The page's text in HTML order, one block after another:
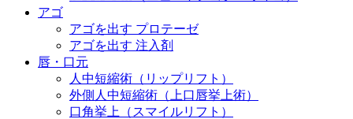
アゴ
アゴを出す プロテーゼ
アゴを出す 注入剤
唇・口元
人中短縮術（リップリフト）
外側人中短縮術（上口唇挙上術）
口角挙上（スマイルリフト）